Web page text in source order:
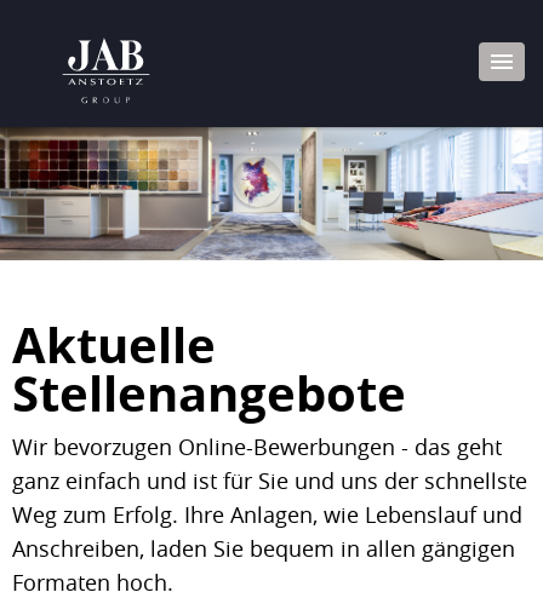
Aktuelle
Stellenangebote
Wir bevorzugen Online-Bewerbungen - das geht
ganz einfach und ist für Sie und uns der schnellste
Weg zum Erfolg. Ihre Anlagen, wie Lebenslauf und
Anschreiben, laden Sie bequem in allen gängigen
Formaten hoch.